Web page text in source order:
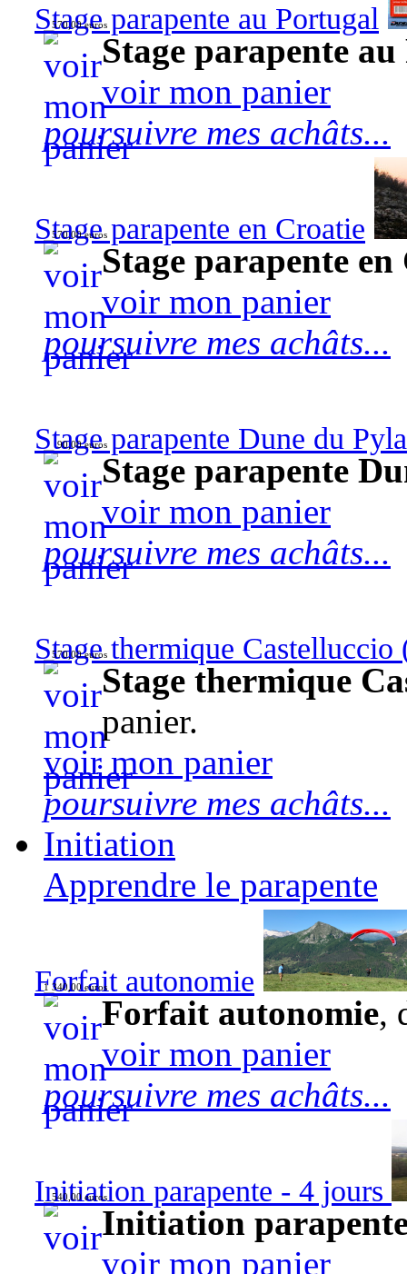
Stage parapente au Portugal
570,00 euros
Stage parapente
voir mon panier
poursuivre mes achâts...
Stage parapente en Croatie
570,00 euros
Stage parapente
voir mon panier
poursuivre mes achâts...
Stage parapente Dune du
90,00 euros
Stage parapente
voir mon panier
poursuivre mes achâts...
Stage thermique Castelluccio
570,00 euros
Stage thermique
panier.
voir mon panier
poursuivre mes achâts...
Initiation
Apprendre le parapente
Forfait autonomie
1 340,00 euros
Forfait autonomie,
voir mon panier
poursuivre mes achâts...
Initiation parapente - 4 jours
540,00 euros
Initiation
voir mon panier